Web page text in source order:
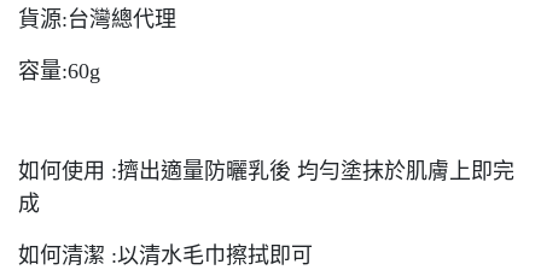
貨源:台灣總代理
容量:60g
如何使用 :擠出適量防曬乳後 均勻塗抹於肌膚上即完
成
如何清潔 :以清水毛巾擦拭即可